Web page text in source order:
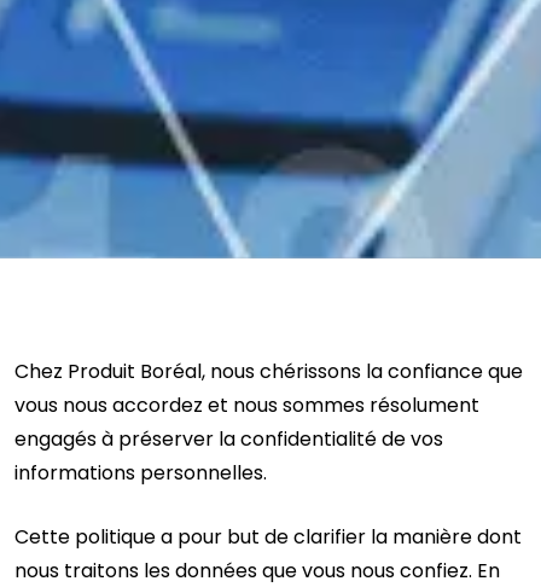
Chez Produit Boréal, nous chérissons la confiance que
vous nous accordez et nous sommes résolument
engagés à préserver la confidentialité de vos
informations personnelles.
Cette politique a pour but de clarifier la manière dont
nous traitons les données que vous nous confiez. En